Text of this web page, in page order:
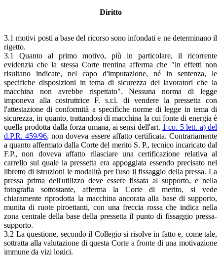
Diritto
3.1 motivi posti a base del ricorso sono infondati e ne determinano il
rigetto.
3.1 Quanto al primo motivo, più in particolare, il ricorrente
evidenzia che la stessa Corte trentina afferma che "in effetti non
risultano indicate, nel capo d'imputazione, né in sentenza, le
specifiche disposizioni in tema di sicurezza dei lavoratori che la
macchina non avrebbe rispettato". Nessuna norma di legge
imponeva alla costruttrice F. s.r.l. di vendere la pressetta con
l'attestazione di conformità a specifiche norme di legge in tema di
sicurezza, in quanto, trattandosi di macchina la cui fonte di energia è
quella prodotta dalla forza umana, ai sensi dell'art. 1 co. 5 lett. a) del
d.P.R. 459/96, non doveva essere affatto certificata. Contrariamente
a quanto affermato dalla Corte del merito S. P., tecnico incaricato dal
F.P., non doveva affatto rilasciare una certificazione relativa al
carrello sul quale la pressetta era appoggiata essendo precisato nel
libretto di istruzioni le modalità per l'uso il fissaggio della pressa. La
pressa prima dell'utilizzo deve essere fissata al supporto, e nella
fotografia sottostante, afferma la Corte di merito, si vede
chiaramente riprodotta la macchina ancorata alla base di supporto,
munita di ruote piroettanti, con una freccia rossa che indica nella
zona centrale della base della pressetta il punto di fissaggio pressa-
supporto.
3.2 La questione, secondo il Collegio si risolve in fatto e, come tale,
sottratta alla valutazione di questa Corte a fronte di una motivazione
immune da vizi logici.